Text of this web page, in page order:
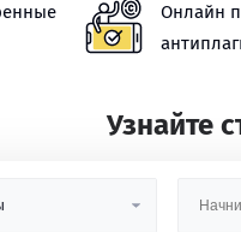
Онлайн
Узнайте